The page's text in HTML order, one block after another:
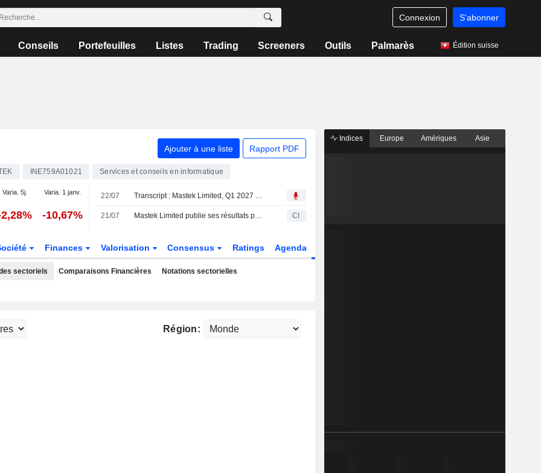
Connexion S'abonner
Conseils Portefeuilles Listes Trading Screeners Outils Palmarès Édition suisse
Ajouter à une liste Rapport PDF
INE759A01021 Services et conseils en informatique
Varia. 5j. Varia. 1 janv.
-10,67%
22/07 Transcript : Mastek Limited, Q1 2027 Earnings Call, Jul 22, 2026
21/07 Mastek Limited publie ses résultats pour le premier trimestre clos le 30 juin 2026 CI
Finances Valorisation Consensus Ratings Agenda
sectoriels Comparaisons Financières Notations sectorielles
Région:
Indices Europe Amériques Asie